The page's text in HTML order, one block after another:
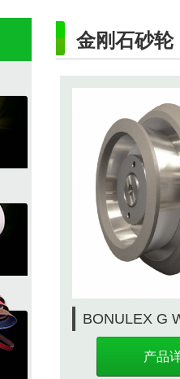
金刚石砂轮
BONULEX G
产品